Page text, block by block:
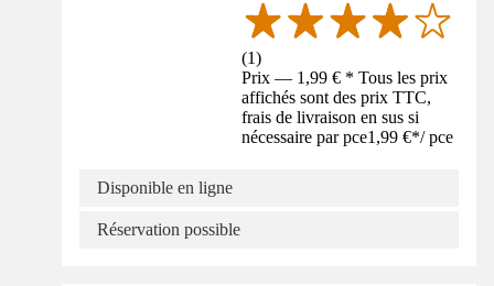
(1)
Prix — 1,99 € * Tous les prix
affichés sont des prix TTC,
frais de livraison en sus si
nécessaire par pce1,99 €*/ pce
Disponible en ligne
Réservation possible